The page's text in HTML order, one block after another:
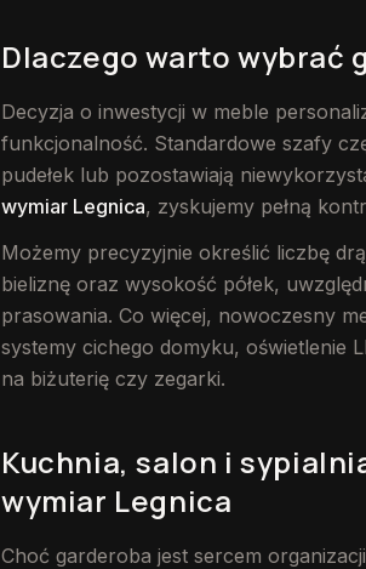
Dlaczego warto wybrać
Decyzja o inwestycji w meble
funkcjonalność. Standardowe szafy
pudełek lub pozostawiają
wymiar Legnica, zyskujemy pełną
Możemy precyzyjnie określić liczbę
bieliznę oraz wysokość półek,
prasowania. Co więcej, nowoczesny
systemy cichego domyku, oświetlenie
na biżuterię czy zegarki.
Kuchnia, salon i
wymiar Legnica
Choć garderoba jest sercem